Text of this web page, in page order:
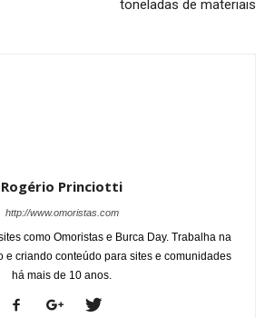
toneladas de materiais
Rogério Princiotti
http://www.omoristas.com
como Omoristas e Burca Day. Trabalha na
e criando conteúdo para sites e comunidades
há mais de 10 anos.